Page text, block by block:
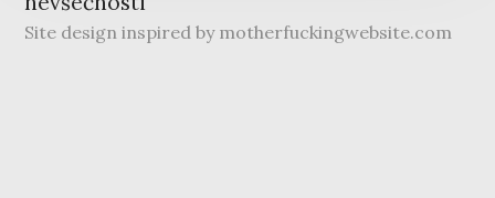
Site design inspired by motherfuckingwebsite.com